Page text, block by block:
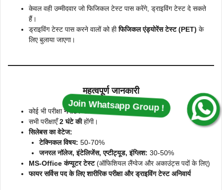
केवल वही उम्मीदवार जो फिजिकल टेस्ट पास करेंगे, ड्राइविंग टेस्ट दे सकते
हैं।
ड्राइविंग टेस्ट पास करने वालों को हीफिजिकल एंड्योरेंस टेस्ट (PET) के
लिए बुलाया जाएगा।
महत्वपूर्ण जानकारी
कोई भी परीक्षानेगेटिव मार्किंग
नहीं होगी।
सभी परीक्षाएँ2 घंटे कीहोंगी।
सिलेबस का वेटेज:
टेक्निकल विषय: 50-70%
जनरल नॉलेज, इंटेलिजेंस, एप्टीट्यूड, इंग्लिश: 30-50%
MS-Office कंप्यूटर टेस्ट(ऑफिशियल लैंग्वेज और अकाउंट्स पदों के लिए)
फायर सर्विस पद के लिए शारीरिक परीक्षा और ड्राइविंग टेस्ट अनिवार्य
Join Whatsapp Group !